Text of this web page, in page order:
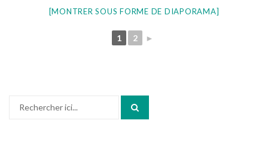
[MONTRER SOUS FORME DE DIAPORAMA]
1 2 ►